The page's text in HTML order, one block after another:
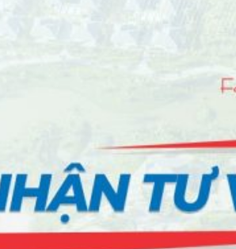
KHIỂN NƯỚC NÓNG